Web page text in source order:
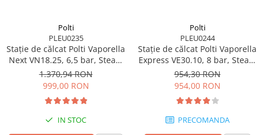
Polti
PLEU0235
Stație de călcat Polti Vaporella
Next VN18.25, 6,5 bar, Steam
Pulse 400 g
1.370,94 RON
999,00 RON
IN STOC
Polti
PLEU0244
Stație de călcat Polti Vaporella
Express VE30.10, 8 bar, Steam
Boost 240 g
954,30 RON
954,00 RON
PRECOMANDA